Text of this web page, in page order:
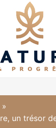
un trésor